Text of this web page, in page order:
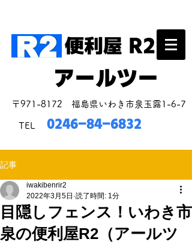
便利屋 R2
アールツー
​〒971-8172 福島県いわき市泉玉露1-6-7
0246-84-6832
TEL
記事
目隠しフェンス！いわき市
泉の便利屋R2（アールツ
iwakibenrir2
2022年3月5日 読了時間: 1分